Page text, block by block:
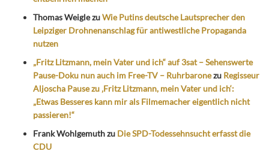
Thomas WeiglezuWie Putins deutsche Lautsprecher den
Leipziger Drohnenanschlag für antiwestliche Propaganda
nutzen
„Fritz Litzmann, mein Vater und ich“ auf 3sat – Sehenswerte
Pause-Doku nun auch im Free-TV – Ruhrbaronezu Regisseur
Aljoscha Pause zu ‚Fritz Litzmann, mein Vater und ich‘:
„Etwas Besseres kann mir als Filmemacher eigentlich nicht
passieren!“
Frank Wohlgemuthzu Die SPD-Todessehnsucht erfasst die
CDU